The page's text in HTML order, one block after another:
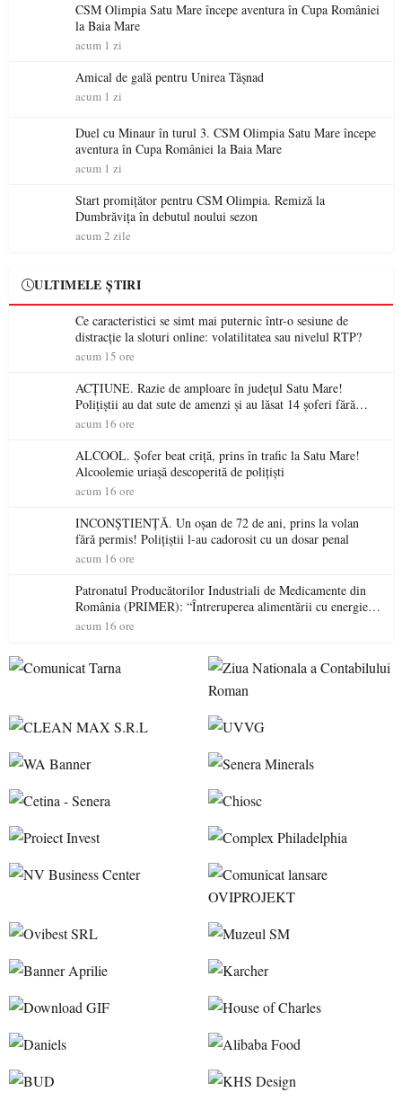
CSM Olimpia Satu Mare începe aventura în Cupa României
la Baia Mare
acum 1 zi
Amical de gală pentru Unirea Tășnad
acum 1 zi
Duel cu Minaur în turul 3. CSM Olimpia Satu Mare începe
aventura în Cupa României la Baia Mare
acum 1 zi
Start promițător pentru CSM Olimpia. Remiză la
Dumbrăvița în debutul noului sezon
acum 2 zile
ULTIMELE ȘTIRI
Ce caracteristici se simt mai puternic într-o sesiune de
distracție la sloturi online: volatilitatea sau nivelul RTP?
acum 15 ore
ACȚIUNE. Razie de amploare în județul Satu Mare!
Polițiștii au dat sute de amenzi și au lăsat 14 șoferi fără
permis într-o singură zi
acum 16 ore
ALCOOL. Șofer beat criță, prins în trafic la Satu Mare!
Alcoolemie uriașă descoperită de polițiști
acum 16 ore
INCONȘTIENȚĂ. Un oșan de 72 de ani, prins la volan
fără permis! Polițiștii l-au cadorosit cu un dosar penal
acum 16 ore
Patronatul Producătorilor Industriali de Medicamente din
România (PRIMER): “Întreruperea alimentării cu energie
electrică a fabricilor de medicamente va pune în pericol
acum 16 ore